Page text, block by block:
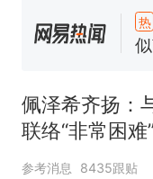
热
佩泽希齐扬：
联络“非常困难
参考消息 8435跟贴